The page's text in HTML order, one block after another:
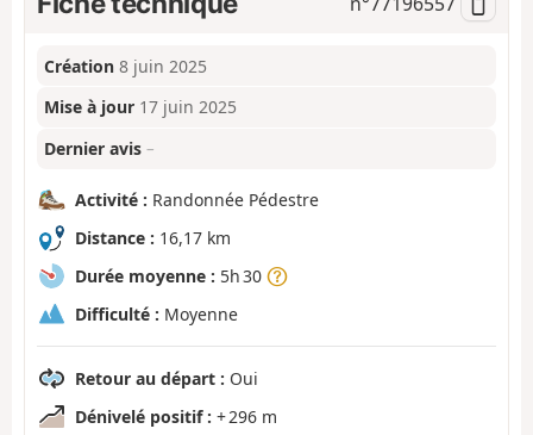
Création 8 juin 2025
Mise à jour 17 juin 2025
Dernier avis –
Activité : Randonnée Pédestre
Distance : 16,17 km
Durée moyenne : 5h 30
Difficulté : Moyenne
Retour au départ : Oui
Dénivelé positif : + 296 m